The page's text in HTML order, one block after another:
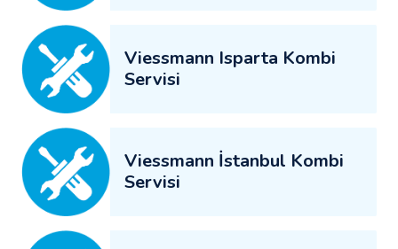
Viessmann Isparta Kombi
Servisi
Viessmann İstanbul Kombi
Servisi